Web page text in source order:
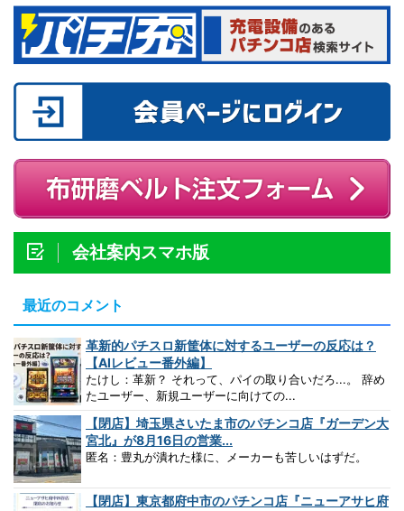
会社案内スマホ版
最近のコメント
革新的パチスロ新筐体に対するユーザーの反応は？
【AIレビュー番外編】
たけし：革新？ それって、パイの取り合いだろ...。 辞め
たユーザー、新規ユーザーに向けての...
【閉店】埼玉県さいたま市のパチンコ店『ガーデン大
宮北』が8月16日の営業...
匿名：豊丸が潰れた様に、メーカーも苦しいはずだ。
【閉店】東京都府中市のパチンコ店『ニューアサヒ府